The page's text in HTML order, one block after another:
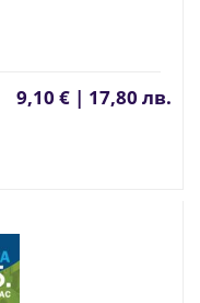
9,10 € | 17,80 лв.